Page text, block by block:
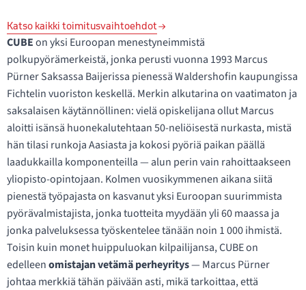
Katso kaikki toimitusvaihtoehdot
CUBEon yksi Euroopan menestyneimmistä
polkupyörämerkeistä, jonka perusti vuonna 1993 Marcus
Pürner Saksassa Baijerissa pienessä Waldershofin kaupungissa
Fichtelin vuoriston keskellä. Merkin alkutarina on vaatimaton ja
saksalaisen käytännöllinen: vielä opiskelijana ollut Marcus
aloitti isänsä huonekalutehtaan 50-neliöisestä nurkasta, mistä
hän tilasi runkoja Aasiasta ja kokosi pyöriä paikan päällä
laadukkailla komponenteilla — alun perin vain rahoittaakseen
yliopisto-opintojaan. Kolmen vuosikymmenen aikana siitä
pienestä työpajasta on kasvanut yksi Euroopan suurimmista
pyörävalmistajista, jonka tuotteita myydään yli 60 maassa ja
jonka palveluksessa työskentelee tänään noin 1 000 ihmistä.
Toisin kuin monet huippuluokan kilpailijansa, CUBE on
edelleenomistajan vetämä perheyritys— Marcus Pürner
johtaa merkkiä tähän päivään asti, mikä tarkoittaa, että